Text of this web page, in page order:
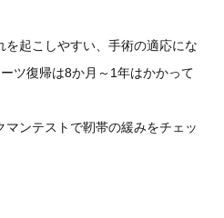
を起こしやすい、手術の適応にな
ツ復帰は8か月～1年はかかって
ンテストで靭帯の緩みをチェッ